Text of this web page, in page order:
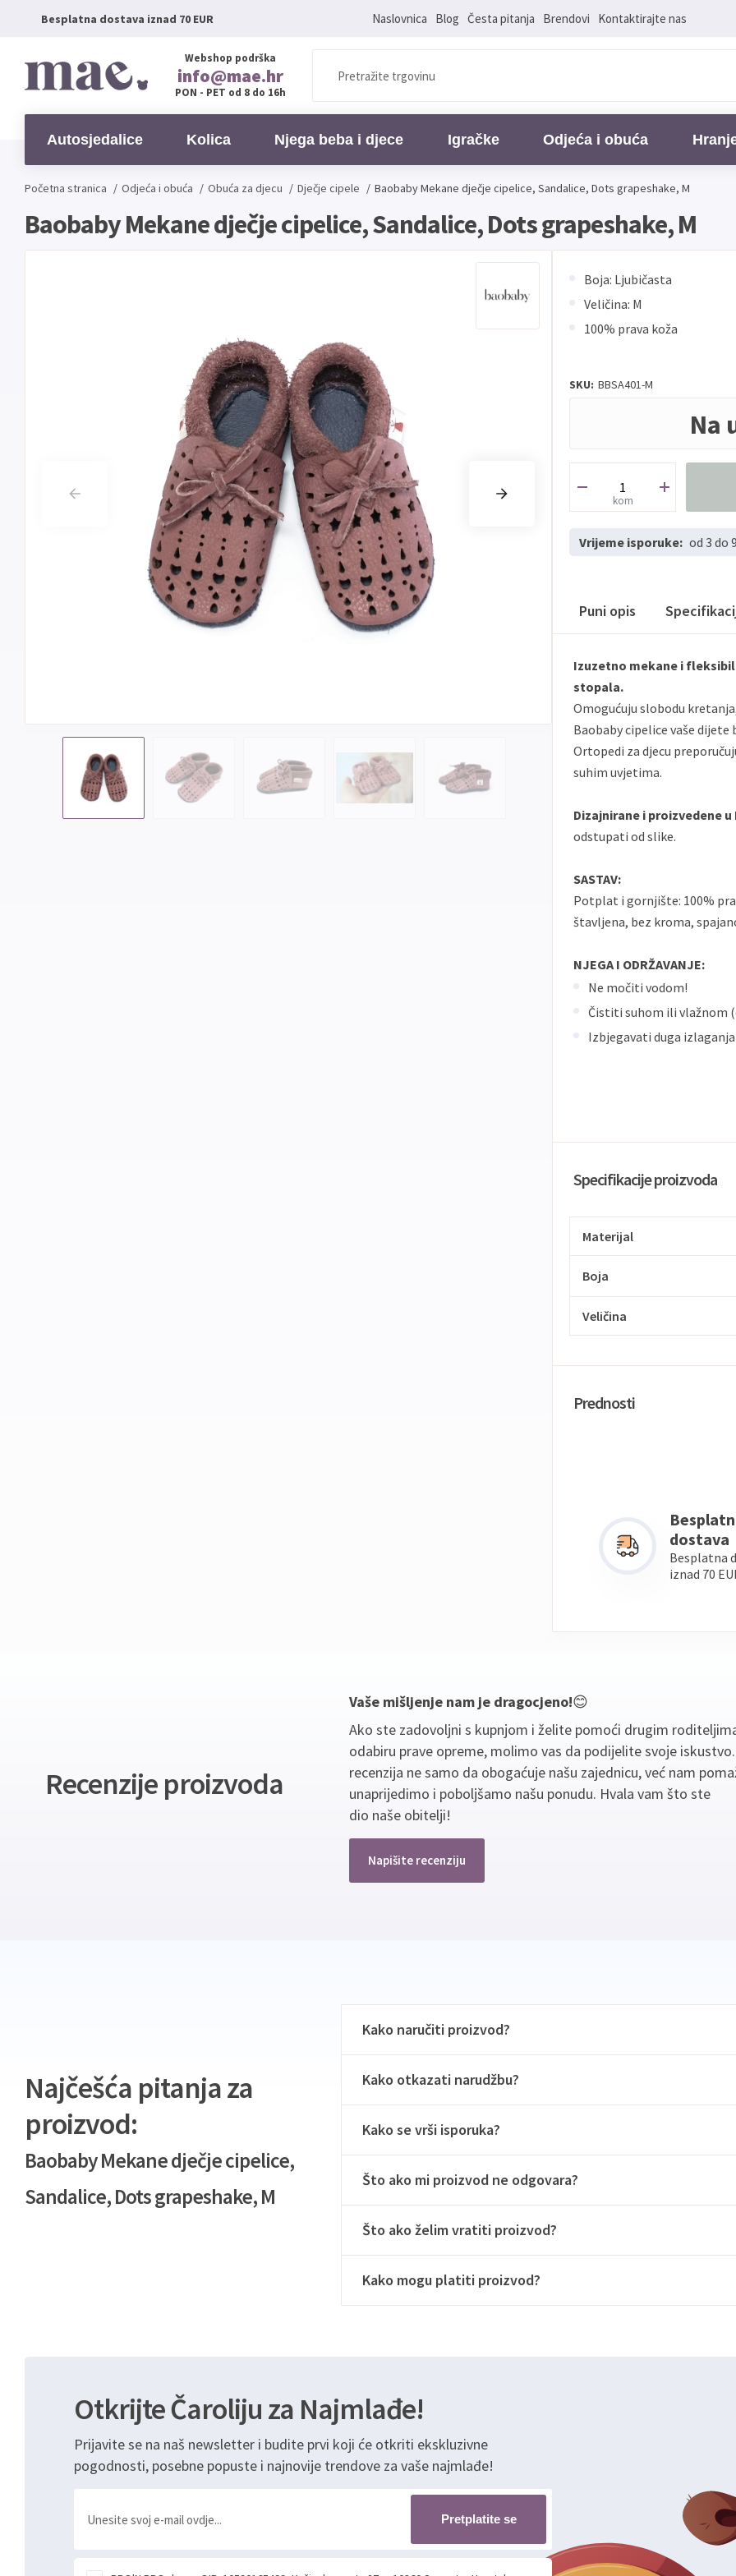
Besplatna dostava iznad 70 EUR Naslovnica Blog Česta pitanja Brendovi Kontaktirajte nas
Webshop podrška
info@mae.hr
PON - PET od 8 do 16h
Autosjedalice Kolica Njega beba i djece Igračke Odjeća i obuća
Početna stranica / Odjeća i obuća / Obuća za djecu / Dječje cipele / Baobaby Mekane dječje cipelice, Sandalice, Dots grapeshake, M
Baobaby Mekane dječje cipelice, Sandalice, Dots grapeshake, M
Boja: Ljubičasta
Veličina: M
100% prava koža
SKU: BBSA401-M
Na
kom
Vrijeme isporuke: od 3 do
Puni opis
Izuzetno mekane i
stopala.
Omogućuju slobodu
Baobaby cipelice vaše
Ortopedi za djecu
suhim uvjetima.
Dizajnirane i proizvedene
odstupati od slike.
SASTAV:
Potplat i gornjište: 100%
štavljena, bez kroma,
NJEGA I ODRŽAVANJE:
Ne močiti vodom!
Čistiti suhom ili vlažnom
Izbjegavati duga
Specifikacije proizvoda
Materijal
Boja
Veličina
Prednosti
dostava
Besplatna
iznad 70
Recenzije proizvoda
Vaše mišljenje nam je dragocjeno!😊
Ako ste zadovoljni s kupnjom i želite pomoći drugim
odabiru prave opreme, molimo vas da podijelite svoje iskustvo.
recenzija ne samo da obogaćuje našu zajednicu, već nam
unaprijedimo i poboljšamo našu ponudu. Hvala vam što ste
dio naše obitelji!
Napišite recenziju
Najčešća pitanja za
proizvod:
Baobaby Mekane dječje cipelice,
Sandalice, Dots grapeshake, M
Kako naručiti proizvod?
Kako otkazati narudžbu?
Kako se vrši isporuka?
Što ako mi proizvod ne odgovara?
Što ako želim vratiti proizvod?
Kako mogu platiti proizvod?
Otkrijte Čaroliju za Najmlađe!
Prijavite se na naš newsletter i budite prvi koji će otkriti ekskluzivne
pogodnosti, posebne popuste i najnovije trendove za vaše najmlađe!
Pretplatite se